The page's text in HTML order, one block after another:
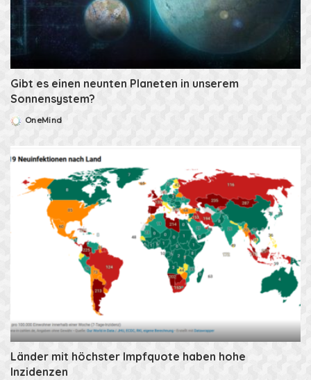
Gibt es einen neunten Planeten in unserem
Sonnensystem?
PostedOneMind
Länder mit höchster Impfquote haben hohe
Inzidenzen